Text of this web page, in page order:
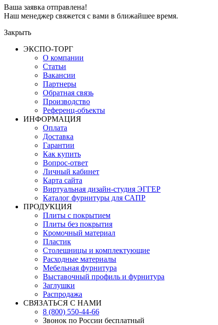
Ваша заявка отправлена!
Наш менеджер свяжется с вами в ближайшее время.
Закрыть
ЭКСПО-ТОРГ
О компании
Статьи
Вакансии
Партнеры
Обратная связь
Производство
Референц-объекты
ИНФОРМАЦИЯ
Оплата
Доставка
Гарантии
Как купить
Вопрос-ответ
Личный кабинет
Карта сайта
Виртуальная дизайн-студия ЭГГЕР
Каталог фурнитуры для САПР
ПРОДУКЦИЯ
Плиты с покрытием
Плиты без покрытия
Кромочный материал
Пластик
Столешницы и комплектующие
Расходные материалы
Мебельная фурнитура
Выставочный профиль и фурнитура
Заглушки
Распродажа
СВЯЗАТЬСЯ С НАМИ
8 (800) 550-44-66
Звонок по России бесплатный